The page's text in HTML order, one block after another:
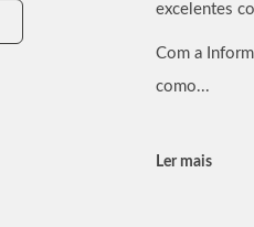
excelentes
Com a
como...
Ler mais